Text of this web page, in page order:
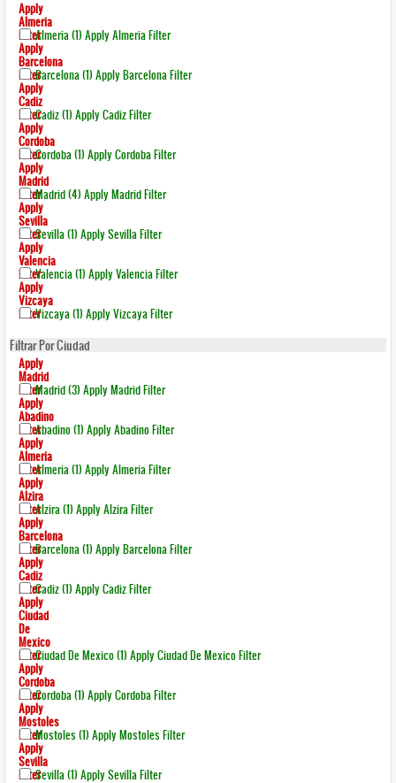
Apply
Almeria
FilterAlmeria (1) Apply Almeria Filter
Apply
Barcelona
FilterBarcelona (1) Apply Barcelona Filter
Apply
Cadiz
FilterCadiz (1) Apply Cadiz Filter
Apply
Cordoba
FilterCordoba (1) Apply Cordoba Filter
Apply
Madrid
FilterMadrid (4) Apply Madrid Filter
Apply
Sevilla
FilterSevilla (1) Apply Sevilla Filter
Apply
Valencia
FilterValencia (1) Apply Valencia Filter
Apply
Vizcaya
FilterVizcaya (1) Apply Vizcaya Filter
Filtrar Por Ciudad
Apply
Madrid
FilterMadrid (3) Apply Madrid Filter
Apply
Abadino
FilterAbadino (1) Apply Abadino Filter
Apply
Almeria
FilterAlmeria (1) Apply Almeria Filter
Apply
Alzira
FilterAlzira (1) Apply Alzira Filter
Apply
Barcelona
FilterBarcelona (1) Apply Barcelona Filter
Apply
Cadiz
FilterCadiz (1) Apply Cadiz Filter
Apply
Ciudad
De
Mexico
FilterCiudad De Mexico (1) Apply Ciudad De Mexico Filter
Apply
Cordoba
FilterCordoba (1) Apply Cordoba Filter
Apply
Mostoles
FilterMostoles (1) Apply Mostoles Filter
Apply
Sevilla
FilterSevilla (1) Apply Sevilla Filter